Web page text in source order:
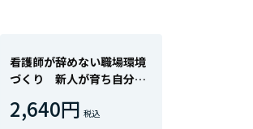
看護師が辞めない職場環境
づくり 新人が育ち自分も
2,640円